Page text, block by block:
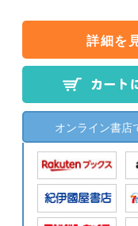
詳細を
オンライン書店